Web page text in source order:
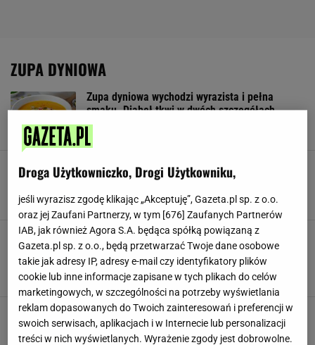
ZUPA DYNIOWA
Zupa dyniowa wychodzi wyrazista i pełna
smaku. Diabeł tkwi w dwóch szczegółach
DYNIA
Zupa dyniowa, która jest kremowa jak
marzenie. Ser i ostry sos to klucze do sukcesu
DANIA OBIADOWE DYNIA GOTOWANIE
Kiedy nie mam pomysłu na obiad, kupuję
dynię. Zupa wychodzi najlepsza przez dwa
dodatki
DANIA OBIADOWE DYNIA NEWS
Zupa krem z dyni może być jeszcze
smaczniejsza. Zapewnią to dwa dodatki, jeden
cię zdziwi
Droga Użytkowniczko, Drogi Użytkowniku,
jeśli wyrazisz zgodę klikając „Akceptuję”, Gazeta.pl sp. z o.o.
oraz jej Zaufani Partnerzy, w tym [ 676 ] Zaufanych Partnerów
IAB, jak również Agora S.A. będąca spółką powiązaną z
Gazeta.pl sp. z o.o., będą przetwarzać Twoje dane osobowe
takie jak adresy IP, adresy e-mail czy identyfikatory plików
cookie lub inne informacje zapisane w tych plikach do celów
marketingowych, w szczególności na potrzeby wyświetlania
reklam dopasowanych do Twoich zainteresowań i preferencji w
swoich serwisach, aplikacjach i w Internecie lub personalizacji
treści w nich wyświetlanych. Wyrażenie zgody jest dobrowolne.